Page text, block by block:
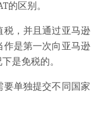
的区别。
税，并且通过亚马逊
作是第一次向亚马逊
是免税的。
单独提交不同国家